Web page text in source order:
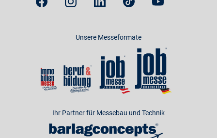
Unsere Messeformate
Ihr Partner für Messebau und Technik